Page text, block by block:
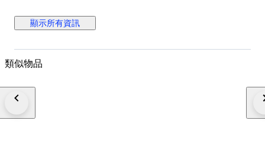
Dongbin — Metal: Silver (Ag .9999) — Weight: 2 oz (62.2 g) — Face
value: 5 Dollars — Finish: Ultra High Relief (UHR) — Diameter: approx.
highly sculpted depiction of Lü Dongbin, often shown with his mystical
The Ultra High Relief minting technique dramatically enhances depth and
of Niue. Condition Note: This is an Ultra High Relief collector coin struck
surface lines, micro-scratches, light natural toning, or slight relief-edge
顯示所有資訊
類似物品